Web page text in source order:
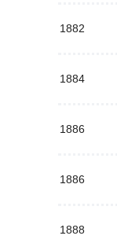
1882
1884
1886
1886
1888